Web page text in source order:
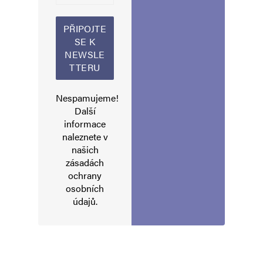
Napsat komentář
Nespamujeme!
Další
informace
naleznete v
našich
zásadách
ochrany
osobních
údajů.